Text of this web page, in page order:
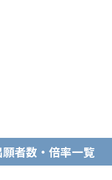
者数・倍率一覧